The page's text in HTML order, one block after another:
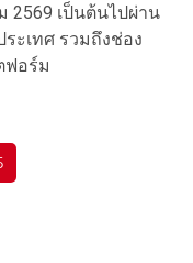
2569 เป็นต้นไปผ่าน
ะเทศ รวมถึงช่อง
ฟอร์ม